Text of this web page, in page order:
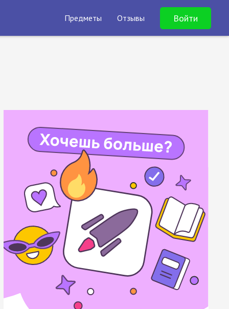
Предметы Отзывы Войти